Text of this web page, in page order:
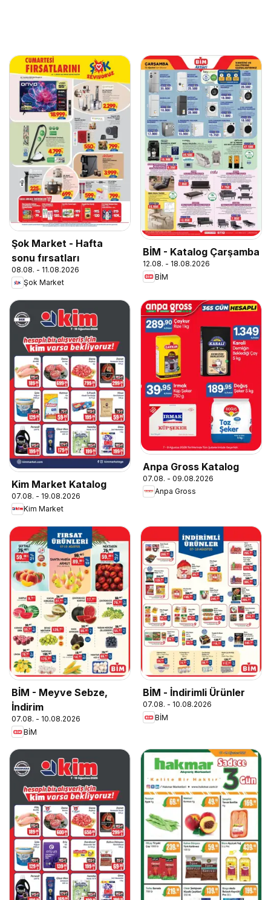
Şok Market - Hafta
sonu fırsatları
08.08. - 11.08.2026
Şok Market
BİM - Katalog Çarşamba
12.08. - 18.08.2026
BİM
Kim Market Katalog
07.08. - 19.08.2026
Kim Market
Anpa Gross Katalog
07.08. - 09.08.2026
Anpa Gross
BİM - Meyve Sebze,
İndirim
07.08. - 10.08.2026
BİM
BİM - İndirimli Ürünler
07.08. - 10.08.2026
BİM